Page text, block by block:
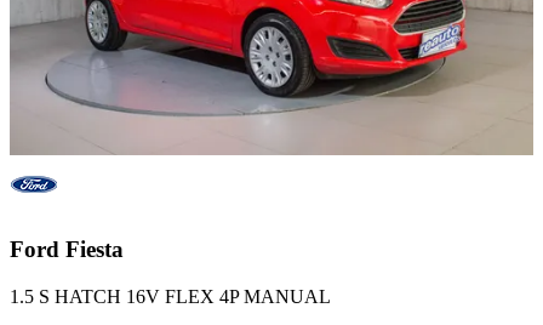
Ford Fiesta
1.5 S HATCH 16V FLEX 4P MANUAL